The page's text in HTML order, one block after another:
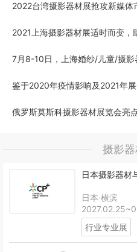
2022台湾摄影器材展抢攻新媒体
2021上海摄影器材展适时而变，
7月8-10日，上海婚纱/儿童/摄影
鉴于2020年疫情影响及2021年
俄罗斯莫斯科摄影器材展览会亮
摄影
日本摄影器材
日本·横滨
行业专业展